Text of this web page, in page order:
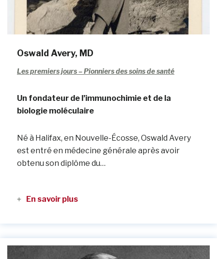
Oswald Avery, MD
Les premiers jours – Pionniers des soins de santé
Un fondateur de l’immunochimie et de la
biologie moléculaire
Né à Halifax, en Nouvelle-Écosse, Oswald Avery
est entré en médecine générale après avoir
obtenu son diplôme du…
En savoir plus